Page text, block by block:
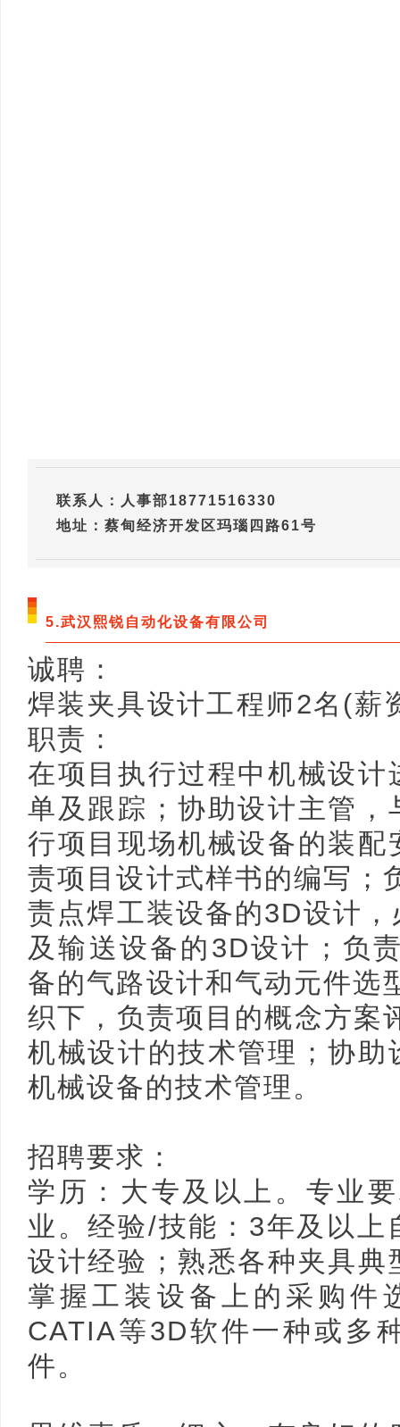
联系人：人事部18771516330
地址：蔡甸经济开发区玛瑙四路61号
5.武汉熙锐自动化设备有限公司
诚聘：
焊装夹具设计工程师2名(
职责：
在项目执行过程中机械设
单及跟踪；协助设计主管
行项目现场机械设备的装
责项目设计式样书的编写；
责点焊工装设备的3D设计
及输送设备的3D设计；负
备的气路设计和气动元件选
织下，负责项目的概念方案
机械设计的技术管理；协
机械设备的技术管理。
招聘要求：
学历：大专及以上。专业
业。经验/技能：3年及以上
设计经验；熟悉各种夹具
掌握工装设备上的采购件
CATIA等3D软件一种或多
件。